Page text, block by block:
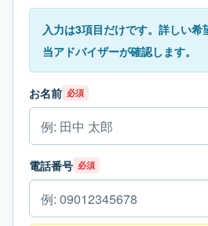
入力は3項目だけです。詳しい希
当アドバイザーが確認します。
お名前 必須
電話番号 必須